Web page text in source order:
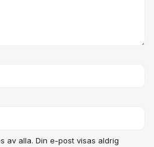
av alla. Din e-post visas aldrig